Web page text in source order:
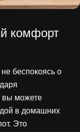
комфорт
беспокоясь о
вы можете
в домашних
Это